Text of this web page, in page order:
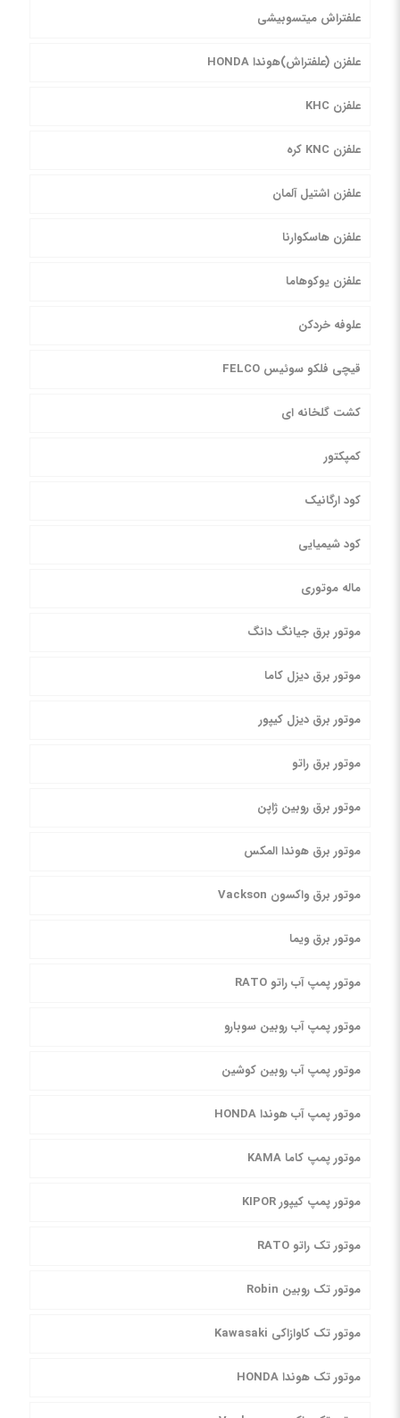
علفتراش میتسوبیشی
علفزن (علفتراش)هوندا HONDA
علفزن KHC
علفزن KNC کره
علفزن اشتیل آلمان
علفزن هاسکوارنا
علفزن یوکوهاما
علوفه خردکن
قیچی فلکو سوئیس FELCO
کشت گلخانه ای
کمپکتور
کود ارگانیک
کود شیمیایی
ماله موتوری
موتور برق جیانگ دانگ
موتور برق دیزل کاما
موتور برق دیزل کیپور
موتور برق راتو
موتور برق روبین ژاپن
موتور برق هوندا المکس
موتور برق واکسون Vackson
موتور برق ویما
موتور پمپ آب راتو RATO
موتور پمپ آب روبین سوبارو
موتور پمپ آب روبین کوشین
موتور پمپ آب هوندا HONDA
موتور پمپ کاما KAMA
موتور پمپ کیپور KIPOR
موتور تک راتو RATO
موتور تک روبین Robin
موتور تک کاوازاکی Kawasaki
موتور تک هوندا HONDA